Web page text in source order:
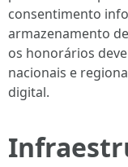
consentimento
armazenamento
os honorários
nacionais e
digital.